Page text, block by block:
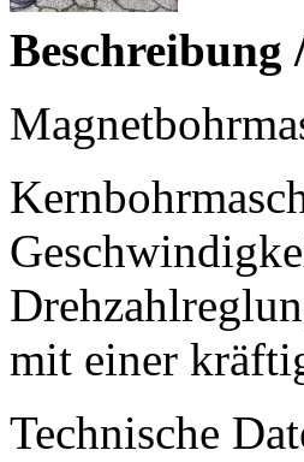
Beschreibung
mit einer
Technische